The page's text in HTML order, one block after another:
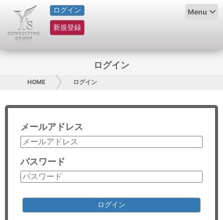
ログイン
新規登録
Menu
HOME
サービス紹介
グループ概要
採用情報
お問い合わせ
コンサルティング
リサーチ
ログイン
HOME ログイン
メールアドレス
パスワード
ログイン